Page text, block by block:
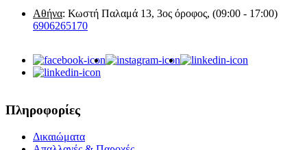
Αθήνα: Κωστή Παλαμά 13, 3ος όροφος, (09:00 - 17:00)
6906265170
Πληροφορίες
Δικαιώματα